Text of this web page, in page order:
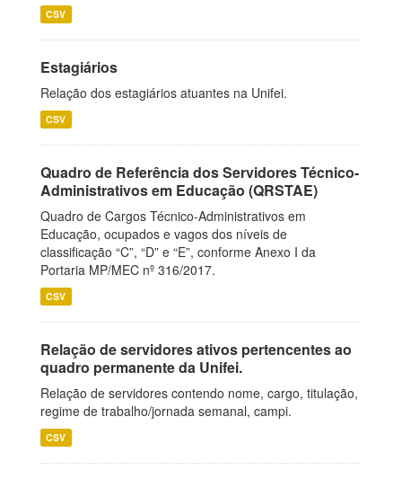
CSV
Estagiários
Relação dos estagiários atuantes na Unifei.
CSV
Quadro de Referência dos Servidores Técnico-
Administrativos em Educação (QRSTAE)
Quadro de Cargos Técnico-Administrativos em
Educação, ocupados e vagos dos níveis de
classificação “C”, “D” e “E”, conforme Anexo I da
Portaria MP/MEC nº 316/2017.
CSV
Relação de servidores ativos pertencentes ao
quadro permanente da Unifei.
Relação de servidores contendo nome, cargo, titulação,
regime de trabalho/jornada semanal, campi.
CSV